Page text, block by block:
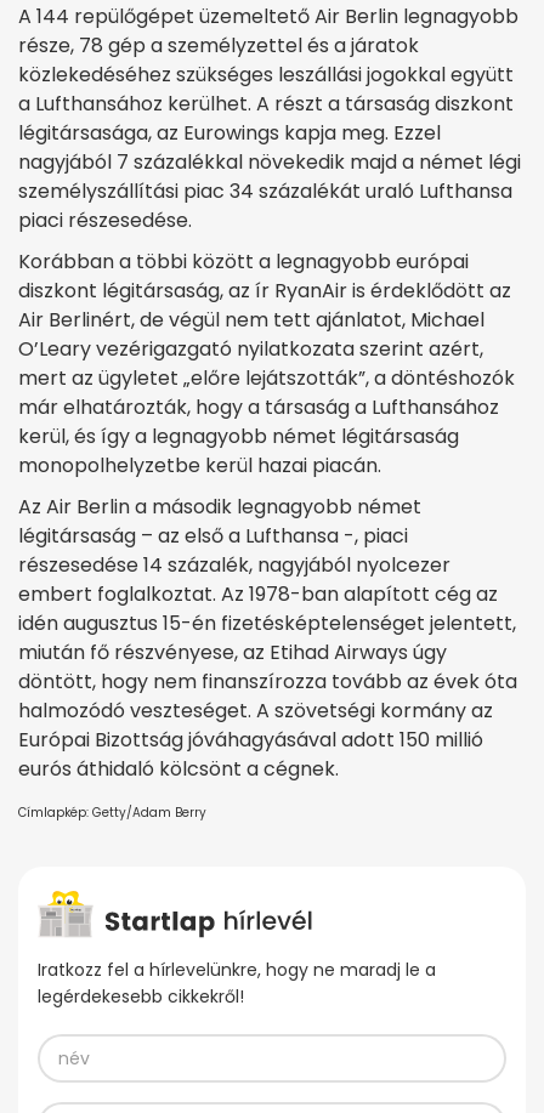
A 144 repülőgépet üzemeltető Air Berlin legnagyobb
része, 78 gép a személyzettel és a járatok
közlekedéséhez szükséges leszállási jogokkal együtt
a Lufthansához kerülhet. A részt a társaság diszkont
légitársasága, az Eurowings kapja meg. Ezzel
nagyjából 7 százalékkal növekedik majd a német légi
személyszállítási piac 34 százalékát uraló Lufthansa
piaci részesedése.
Korábban a többi között a legnagyobb európai
diszkont légitársaság, az ír RyanAir is érdeklődött az
Air Berlinért, de végül nem tett ajánlatot, Michael
O’Leary vezérigazgató nyilatkozata szerint azért,
mert az ügyletet „előre lejátszották”, a döntéshozók
már elhatározták, hogy a társaság a Lufthansához
kerül, és így a legnagyobb német légitársaság
monopolhelyzetbe kerül hazai piacán.
Az Air Berlin a második legnagyobb német
légitársaság – az első a Lufthansa -, piaci
részesedése 14 százalék, nagyjából nyolcezer
embert foglalkoztat. Az 1978-ban alapított cég az
idén augusztus 15-én fizetésképtelenséget jelentett,
miután fő részvényese, az Etihad Airways úgy
döntött, hogy nem finanszírozza tovább az évek óta
halmozódó veszteséget. A szövetségi kormány az
Európai Bizottság jóváhagyásával adott 150 millió
eurós áthidaló kölcsönt a cégnek.
Címlapkép: Getty/Adam Berry
Iratkozz fel a hírlevelünkre, hogy ne maradj le a
legérdekesebb cikkekről!